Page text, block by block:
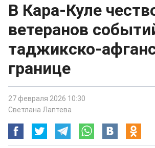
В Кара-Куле
ветеранов
таджикско-
границе
27 февраля 2026 10:30
Светлана Лаптева